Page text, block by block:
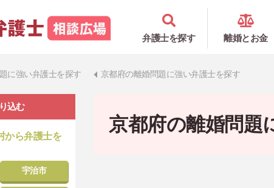
弁護士を探す 離婚とお金
に強い弁護士を探す 京都府の離婚問題に強い弁護士を探す
京都府の離婚問題
込む
から弁護士を
宇治市